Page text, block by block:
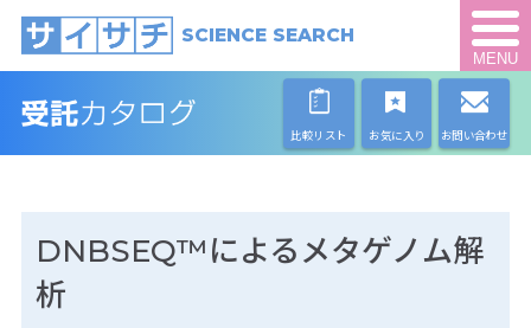
SCIENCE SEARCH
MENU
比較リスト お気に入り お問い合わせ
DNBSEQ™によるメタゲノム解
析